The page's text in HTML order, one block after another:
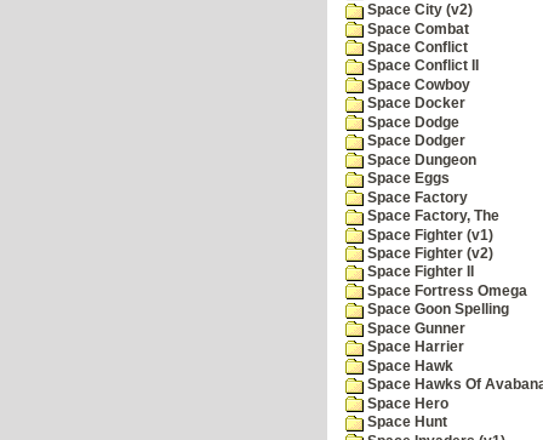
Space City (v2)
Space Combat
Space Conflict
Space Conflict II
Space Cowboy
Space Docker
Space Dodge
Space Dodger
Space Dungeon
Space Eggs
Space Factory
Space Factory, The
Space Fighter (v1)
Space Fighter (v2)
Space Fighter II
Space Fortress Omega
Space Goon Spelling
Space Gunner
Space Harrier
Space Hawk
Space Hawks Of
Space Hero
Space Hunt